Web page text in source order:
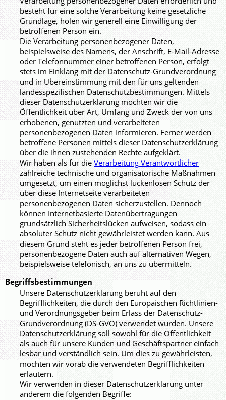
besteht für eine solche Verarbeitung keine gesetzliche
Grundlage, holen wir generell eine Einwilligung der
betroffenen Person ein.
Die Verarbeitung personenbezogener Daten,
beispielsweise des Namens, der Anschrift, E-Mail-Adresse
oder Telefonnummer einer betroffenen Person, erfolgt
stets im Einklang mit der Datenschutz-Grundverordnung
und in Übereinstimmung mit den für uns geltenden
landesspezifischen Datenschutzbestimmungen. Mittels
dieser Datenschutzerklärung möchten wir die
Öffentlichkeit über Art, Umfang und Zweck der von uns
erhobenen, genutzten und verarbeiteten
personenbezogenen Daten informieren. Ferner werden
betroffene Personen mittels dieser Datenschutzerklärung
über die ihnen zustehenden Rechte aufgeklärt.
Wir haben als für dieVerarbeitung Verantwortlicher
zahlreiche technische und organisatorische Maßnahmen
umgesetzt, um einen möglichst lückenlosen Schutz der
über diese Internetseite verarbeiteten
personenbezogenen Daten sicherzustellen. Dennoch
können Internetbasierte Datenübertragungen
grundsätzlich Sicherheitslücken aufweisen, sodass ein
absoluter Schutz nicht gewährleistet werden kann. Aus
diesem Grund steht es jeder betroffenen Person frei,
personenbezogene Daten auch auf alternativen Wegen,
beispielsweise telefonisch, an uns zu übermitteln.
Begriffsbestimmungen
Unsere Datenschutzerklärung beruht auf den
Begrifflichkeiten, die durch den Europäischen Richtlinien-
und Verordnungsgeber beim Erlass der Datenschutz-
Grundverordnung (DS-GVO) verwendet wurden. Unsere
Datenschutzerklärung soll sowohl für die Öffentlichkeit
als auch für unsere Kunden und Geschäftspartner einfach
lesbar und verständlich sein. Um dies zu gewährleisten,
möchten wir vorab die verwendeten Begrifflichkeiten
erläutern.
Wir verwenden in dieser Datenschutzerklärung unter
anderem die folgenden Begriffe: